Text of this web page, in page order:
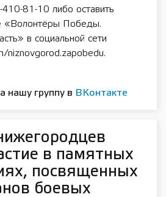
81-10 либо оставить
«Волонтёры Победы.
в социальной сети
niznovgorod.zapobedu.
нашу группу в ВКонтакте
в памятных
посвященных
боевых